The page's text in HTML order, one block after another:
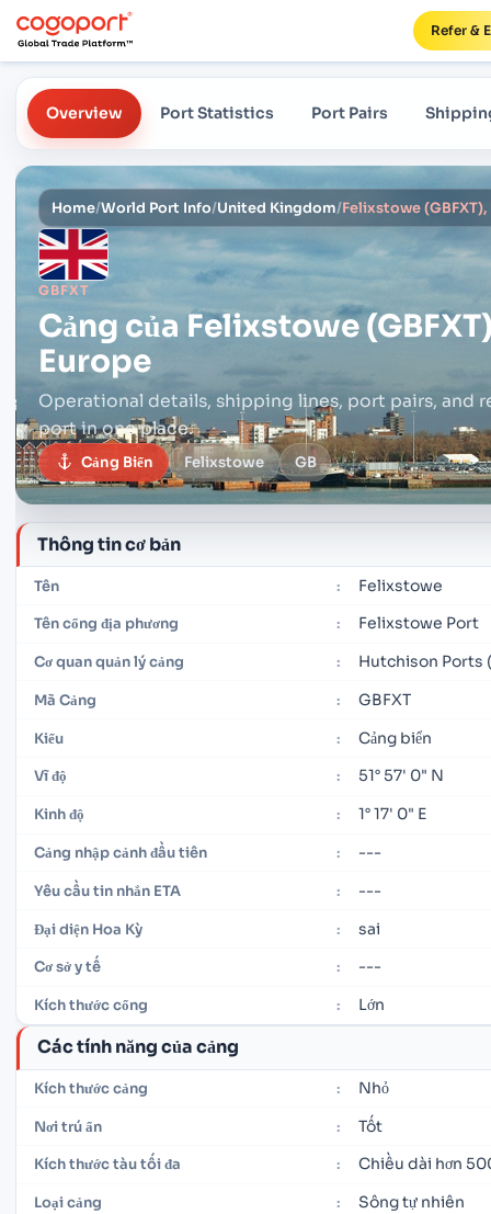
Refer &
Overview Port Statistics Port Pairs
Home/World Port Info/United Kingdom/Felixstowe
GBFXT
Cảng củaFelixstowe
Europe
Operational details, shipping lines, port pairs, and
port in one place.
Cảng Biển Felixstowe GB
Thông tin cơ bản
Tên : Felixstowe
Tên cổng địa phương : Felixstowe Port
Cơ quan quản lý cảng : Hutchison Ports
Mã Cảng : GBFXT
Kiểu : Cảng biển
Vĩ độ : 51° 57' 0" N
Kinh độ : 1° 17' 0" E
Cảng nhập cảnh đầu tiên : ---
Yêu cầu tin nhắn ETA : ---
Đại diện Hoa Kỳ : sai
Cơ sở y tế : ---
Kích thước cổng : Lớn
Các tính năng của cảng
Kích thước cảng : Nhỏ
Nơi trú ẩn : Tốt
Kích thước tàu tối đa : Chiều dài hơn
Loại cảng : Sông tự nhiên